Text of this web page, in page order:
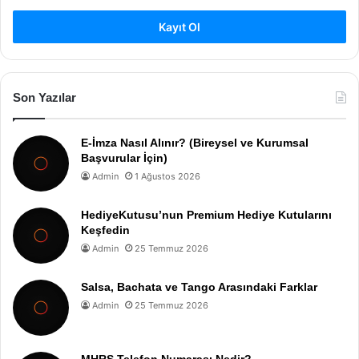
Kayıt Ol
Son Yazılar
E-İmza Nasıl Alınır? (Bireysel ve Kurumsal
Başvurular İçin)
Admin 1 Ağustos 2026
HediyeKutusu’nun Premium Hediye Kutularını
Keşfedin
Admin 25 Temmuz 2026
Salsa, Bachata ve Tango Arasındaki Farklar
Admin 25 Temmuz 2026